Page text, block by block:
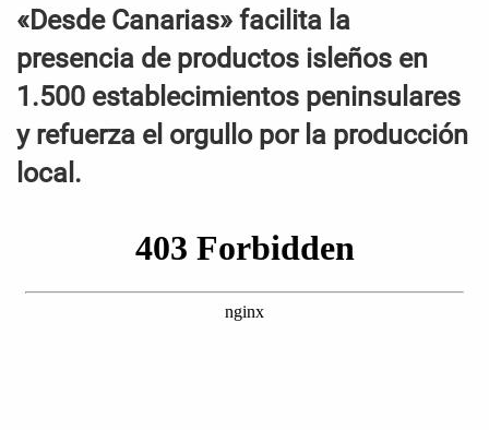
«Desde Canarias» facilita la
presencia de productos isleños en
1.500 establecimientos peninsulares
y refuerza el orgullo por la producción
local.